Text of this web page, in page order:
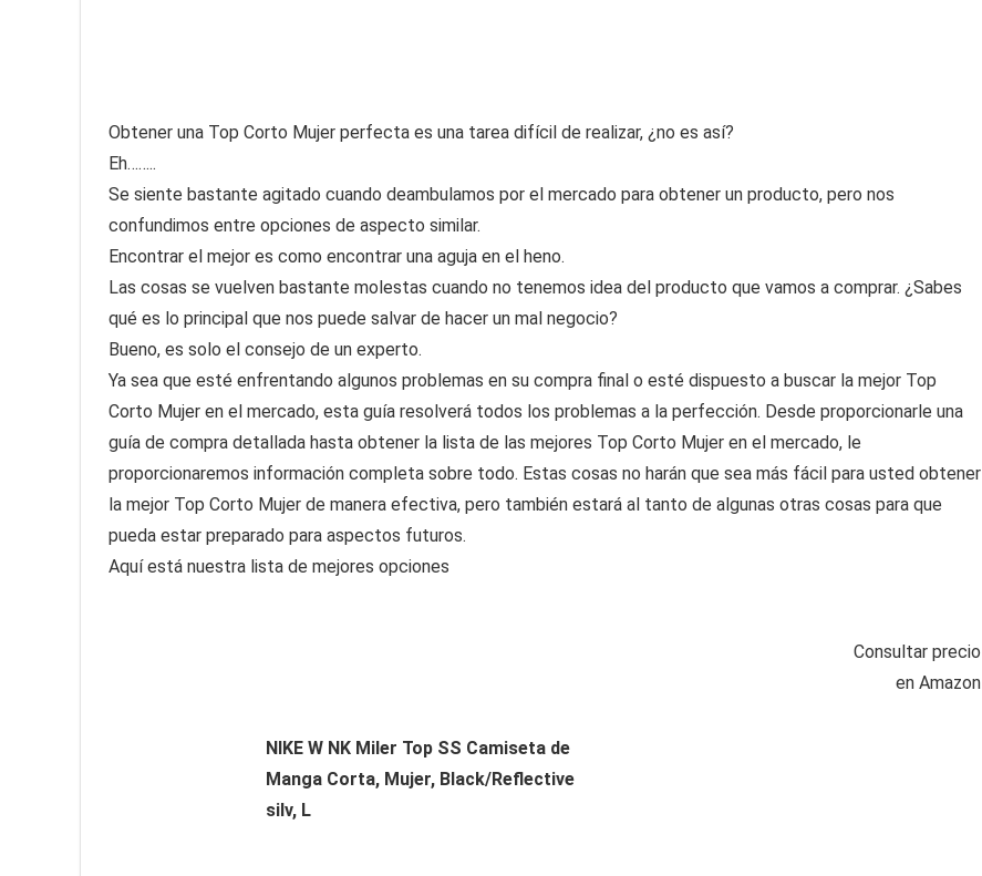
Obtener una Top Corto Mujer perfecta es una tarea difícil de realizar, ¿no es así?
Eh……..
Se siente bastante agitado cuando deambulamos por el mercado para obtener un producto, pero nos
confundimos entre opciones de aspecto similar.
Encontrar el mejor es como encontrar una aguja en el heno.
Las cosas se vuelven bastante molestas cuando no tenemos idea del producto que vamos a comprar. ¿Sabes
qué es lo principal que nos puede salvar de hacer un mal negocio?
Bueno, es solo el consejo de un experto.
Ya sea que esté enfrentando algunos problemas en su compra final o esté dispuesto a buscar la mejor Top
Corto Mujer en el mercado, esta guía resolverá todos los problemas a la perfección. Desde proporcionarle una
guía de compra detallada hasta obtener la lista de las mejores Top Corto Mujer en el mercado, le
proporcionaremos información completa sobre todo. Estas cosas no harán que sea más fácil para usted obtener
la mejor Top Corto Mujer de manera efectiva, pero también estará al tanto de algunas otras cosas para que
pueda estar preparado para aspectos futuros.
Aquí está nuestra lista de mejores opciones
NIKE W NK Miler Top SS Camiseta de
Manga Corta, Mujer, Black/Reflective
silv, L
Consultar precio
en Amazon